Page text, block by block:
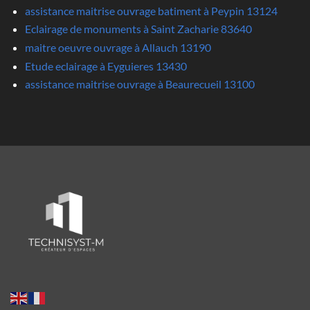
assistance maitrise ouvrage batiment à Peypin 13124
Eclairage de monuments à Saint Zacharie 83640
maitre oeuvre ouvrage à Allauch 13190
Etude eclairage à Eyguieres 13430
assistance maitrise ouvrage à Beaurecueil 13100